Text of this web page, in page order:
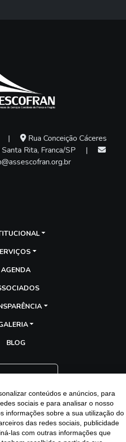
|
Rua Conceição Cáceres
Rita, Franca/SP
|
AGENDA
BLOG
conteúdos e anúncios, para
sociais e para analisar o nosso
informações sobre a sua utilização do
das redes sociais, publicidade
las com outras informações que